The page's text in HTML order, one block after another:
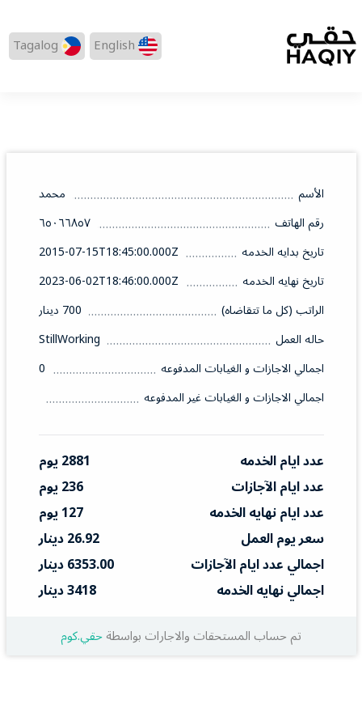
English
Tagalog
الأسم
محمد
رقم الهاتف
٦٥٠٦٦٨٥٧
تاريخ بدايه الخدمه
2015-07-15T18:45:00.000Z
تاريخ نهايه الخدمه
2023-06-02T18:46:00.000Z
الراتب (كل ما تتقاضاه)
700 دينار
حاله العمل
StillWorking
اجمالي الاجازات و الغيابات المدفوعه
0
اجمالي الاجازات و الغيابات غير المدفوعه
عدد ايام الخدمه
2881 يوم
عدد ايام الآجازات
236 يوم
عدد ايام نهايه الخدمه
127 يوم
سعر يوم العمل
26.92 دينار
اجمالي عدد ايام الآجازات
6353.00 دينار
اجمالي نهايه الخدمه
3418 دينار
تم حساب المستحقات والاجارات بواسطةحقي.كوم